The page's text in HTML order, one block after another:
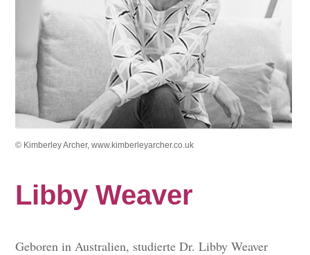
© Kimberley Archer, www.kimberleyarcher.co.uk
Libby Weaver
Geboren in Australien, studierte Dr. Libby Weaver